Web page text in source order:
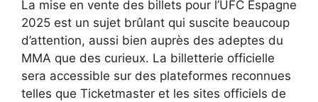
La mise en vente des billets pour l’UFC Espagne
2025 est un sujet brûlant qui suscite beaucoup
d’attention, aussi bien auprès des adeptes du
MMA que des curieux. La billetterie officielle
sera accessible sur des plateformes reconnues
telles que Ticketmaster et les sites officiels de